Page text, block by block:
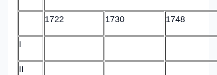
1722 1730 1748
I
II